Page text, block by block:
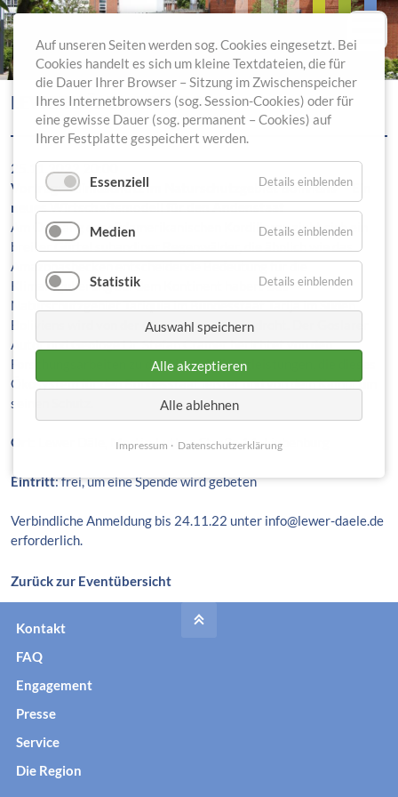
LEWER DÄLE VORTRAG
25.11.2022 20:00
Vortrag: “Klimaschutz im Naturschutzgebiet Boliviens“ - Ein
neues Wirtschaftsmodell für den Andenstaat
Am Osthang der südamerikanischen Kordilleren zieht sich ein
breiter Gürtel subandiner Regenwälder, die ähnlich wie das
Amazonasbecken entscheidende Bedeutung für die
Klimaregulierung auf dem Kontinent haben. Das
Naturschutzgebiet Tariquía im Bundesstaat Tarija im Süden
Boliviens wird von der Gas-Exploration bedroht. Der Goslarer
Autor und Geologe Dr. Stefan Cramer berichtet von den
Forschungsarbeiten zu den Umweltdienstleistungen, die dieses
Ökosystem für den Bundesstaat leistet und von dem Kampf um
seinen Schutz.
Ort : Lewer Däle, Martin-Luther-Straße 1A, Liebenburg
Eintritt: frei, um eine Spende wird gebeten
Verbindliche Anmeldung bis 24.11.22 unter info@lewer-daele.de
erforderlich.
Zurück zur Eventübersicht
Kontakt
FAQ
Engagement
Presse
Service
Die Region
Auf unseren Seiten werden sog. Cookies eingesetzt. Bei
Cookies handelt es sich um kleine Textdateien, die für
die Dauer Ihrer Browser – Sitzung im Zwischenspeicher
Ihres Internetbrowsers (sog. Session-Cookies) oder für
eine gewisse Dauer (sog. permanent – Cookies) auf
Ihrer Festplatte gespeichert werden.
Essenziell Details einblenden
Medien Details einblenden
Statistik Details einblenden
Auswahl speichern
Alle akzeptieren
Alle ablehnen
Impressum Datenschutzerklärung